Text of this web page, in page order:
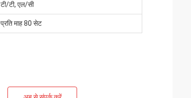
टी/टी, एल/सी
प्रति माह 80 सेट